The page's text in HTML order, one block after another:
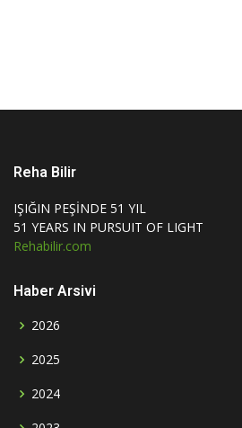
Reha Bilir
IŞIĞIN PEŞİNDE 51 YIL
51 YEARS IN PURSUIT OF LIGHT
Rehabilir.com
Haber Arsivi
2026
2025
2024